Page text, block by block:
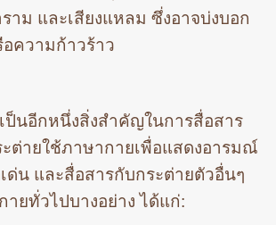
าม และเสียงแหลม ซึ่งอาจบ่งบอก
ความก้าวร้าว
ป็นอีกหนึ่งสิ่งสำคัญในการสื่อสาร
ะต่ายใช้ภาษากายเพื่อแสดงอารมณ์
ด่น และสื่อสารกับกระต่ายตัวอื่นๆ
ยทั่วไปบางอย่าง ได้แก่: